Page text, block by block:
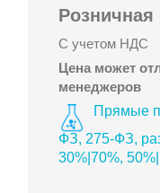
Розничная
С учетом НДС
Цена может
менеджеров
Прямые
ФЗ, 275-ФЗ,
30%|70%,